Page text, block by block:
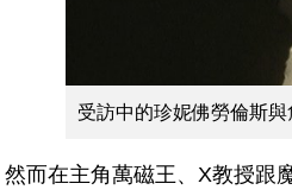
受訪中的珍妮佛勞倫斯
然而在主角萬磁王、X教授跟